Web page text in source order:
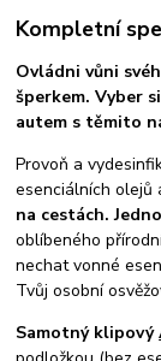
Kompletní
Ovládni vůni
šperkem.Vyber
autem s těmito
Provoň a
esenciálních olejů
na cestách.
oblíbeného
nechat vonné
Tvůj osobní
Samotný klipový